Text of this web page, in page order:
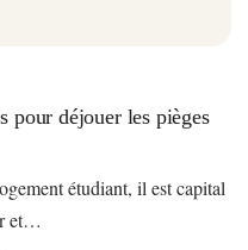
pour déjouer les pièges
étudiant, il est capital
et…